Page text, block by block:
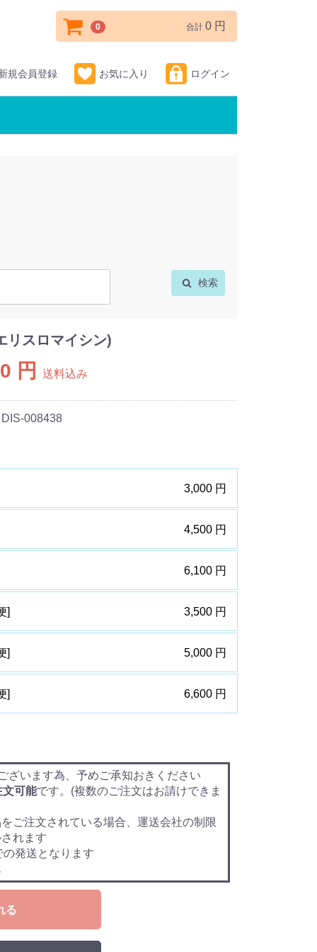
規会員登録 お気に入り ログイン
0 合計 0 円
検索
リスロマイシン)
円
送料込み
008438
3,000 円
4,500 円
6,100 円
] 3,500 円
] 5,000 円
] 6,600 円
ざいます為、予めご承知おきください
文可能です。(複数のご注文はお請けできま
ご注文されている場合、運送会社の制限
れます
の発送となります
る